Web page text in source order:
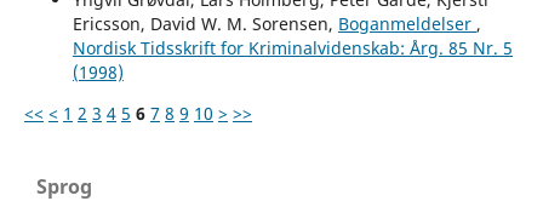
Ericsson, David W. M. Sorensen, Boganmeldelser ,
Nordisk Tidsskrift for Kriminalvidenskab: Årg. 85 Nr. 5
(1998)
<< < 1 2 3 4 5 6 7 8 9 10 > >>
Sprog